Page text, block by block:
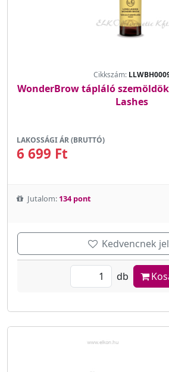
Cikkszám:
WonderBrow tápláló
Lashes
LAKOSSÁGI ÁR (BRUTTÓ)
6 699 Ft
Jutalom: 134 pont
Kedvencnek
db